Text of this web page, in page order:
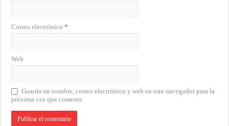
Correo electrónico*
Web
Guarda mi nombre, correo electrónico y web en este navegador para la
próxima vez que comente.